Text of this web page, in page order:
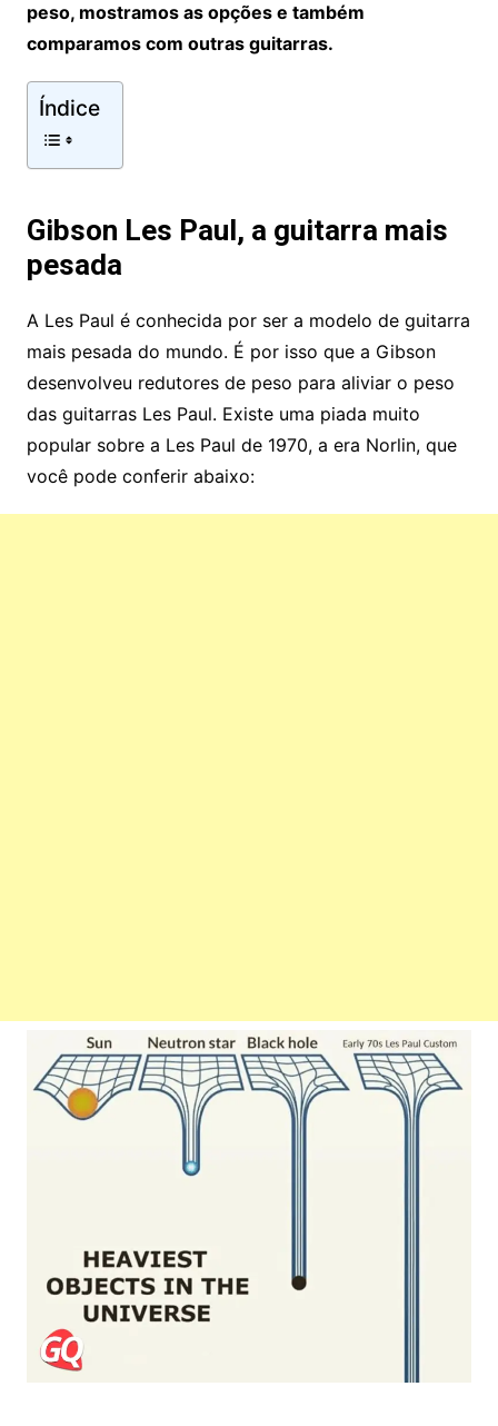
peso, mostramos as opções e também
comparamos com outras guitarras.
Índice
Gibson Les Paul, a guitarra mais
pesada
A Les Paul é conhecida por ser a modelo de guitarra
mais pesada do mundo. É por isso que a Gibson
desenvolveu redutores de peso para aliviar o peso
das guitarras Les Paul. Existe uma piada muito
popular sobre a Les Paul de 1970, a era Norlin, que
você pode conferir abaixo: